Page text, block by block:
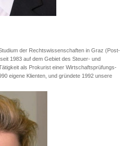
der Rechtswissenschaften in Graz (Post-
1983 auf dem Gebiet des Steuer- und
als Prokurist einer Wirtschaftsprüfungs-
eigene Klienten, und gründete 1992 unsere